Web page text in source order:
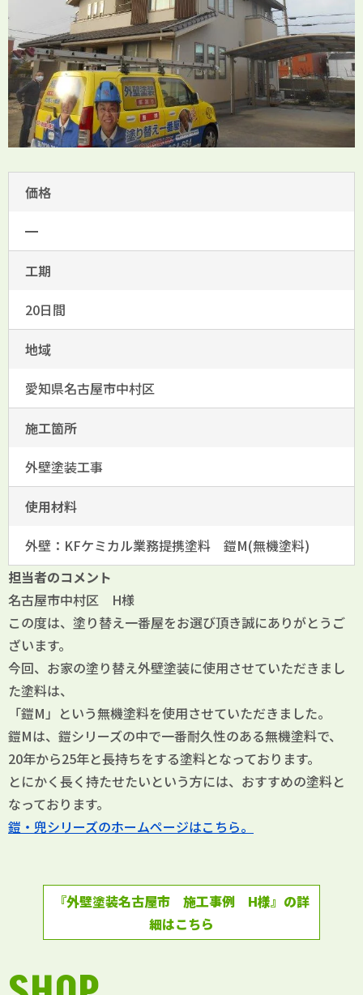
価格
━
工期
20日間
地域
愛知県名古屋市中村区
施工箇所
外壁塗装工事
使用材料
外壁：KFケミカル業務提携塗料 鎧M(無機塗料)
担当者のコメント
名古屋市中村区 H様
この度は、塗り替え一番屋をお選び頂き誠にありがとうご
ざいます。
今回、お家の塗り替え外壁塗装に使用させていただきまし
た塗料は、
「鎧M」という無機塗料を使用させていただきました。
鎧Mは、鎧シリーズの中で一番耐久性のある無機塗料で、
20年から25年と長持ちをする塗料となっております。
とにかく長く持たせたいという方には、おすすめの塗料と
なっております。
鎧・兜シリーズのホームページはこちら。
『外壁塗装名古屋市 施工事例 H様』の詳
細はこちら